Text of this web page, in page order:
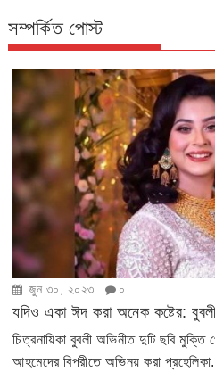
সম্পর্কিত পোস্ট
জুন ৩০, ২০২৩ ০
যদিও একা ঈদ করা অনেক কষ্টের:
চিত্রনায়িকা বুবলী অভিনীত দুটি ছবি
আহমেদের বিপরীতে অভিনয় করা